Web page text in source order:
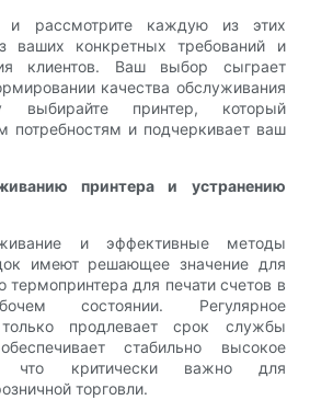
и рассмотрите каждую из этих
ваших конкретных требований и
клиентов. Ваш выбор сыграет
качества обслуживания
выбирайте принтер, который
потребностям и подчеркивает ваш
принтера и устранению
и эффективные методы
имеют решающее значение для
для печати счетов в
состоянии. Регулярное
продлевает срок службы
стабильно высокое
что критически важно для
торговли.